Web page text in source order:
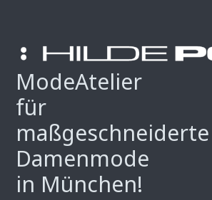
ModeAtelier
für
maßgeschneiderte
Damenmode
in München!